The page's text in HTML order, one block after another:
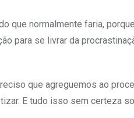
que normalmente faria,
para se livrar da
que agreguemos ao
E tudo isso sem certeza